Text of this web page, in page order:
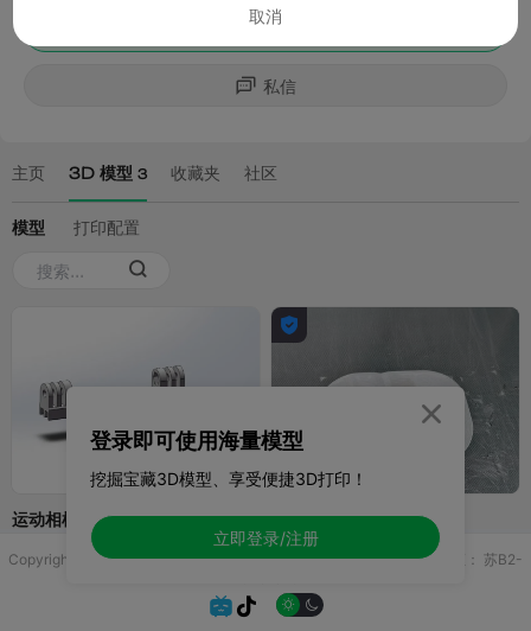
Copyright © 2025 无锡控博科技有限公司 版权所有增值电信业务许可证： 苏B2-
 
登录即可使用海量模型
挖掘宝藏3D模型、享受便捷3D打印！
立即登录/注册

取消